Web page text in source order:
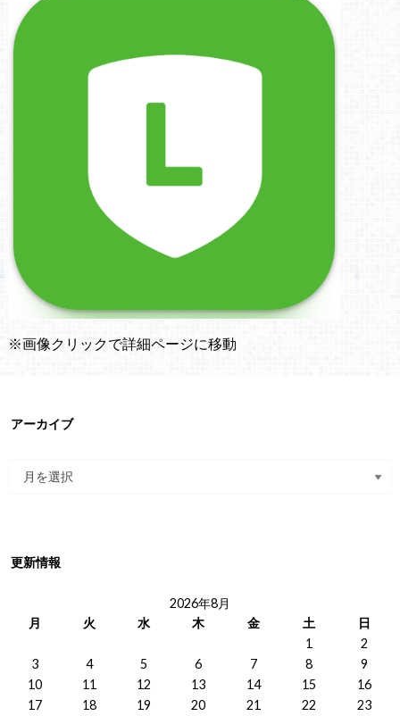
※画像クリックで詳細ページに移動
アーカイブ
更新情報
2026年8月
月
火 水 木 金 土
日
1
2
3
4 5 6 7 8
9
10
11 12 13 14 15
16
17
18 19 20 21 22 23